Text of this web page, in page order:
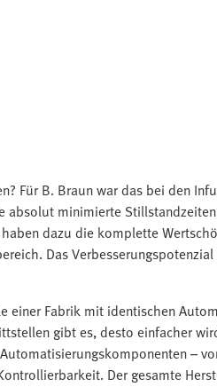
Für B. Braun war das bei den
absolut minimierte
dazu die komplette
Das
einer Fabrik mit identischen
gibt es, desto einfacher
–
Der gesamte